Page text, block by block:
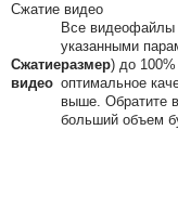
Сжатие видео
Сжатие
видео
Все видеофайлы
указанными
размер) до
оптимальное
выше. Обратите
больший объем